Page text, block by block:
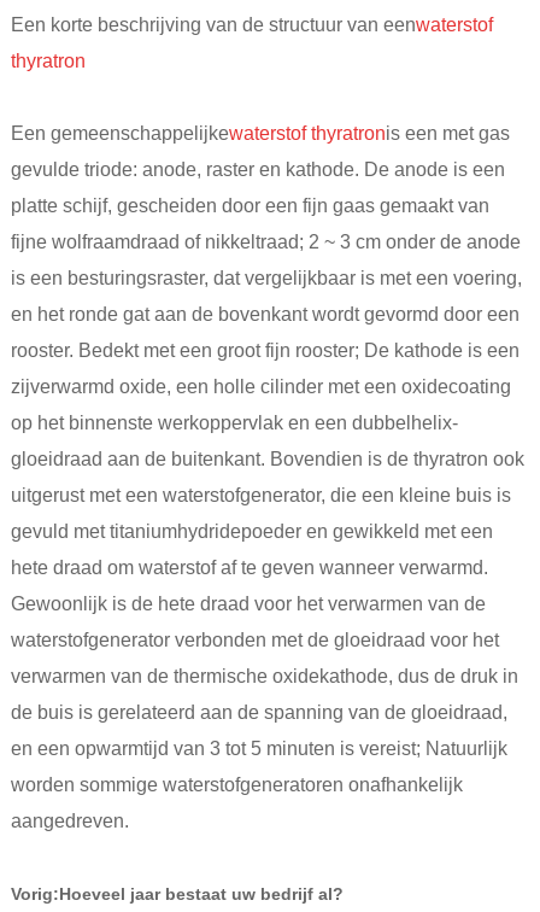
Een korte beschrijving van de structuur van eenwaterstof
thyratron
Een gemeenschappelijkewaterstof thyratronis een met gas
gevulde triode: anode, raster en kathode. De anode is een
platte schijf, gescheiden door een fijn gaas gemaakt van
fijne wolfraamdraad of nikkeltraad; 2 ~ 3 cm onder de anode
is een besturingsraster, dat vergelijkbaar is met een voering,
en het ronde gat aan de bovenkant wordt gevormd door een
rooster. Bedekt met een groot fijn rooster; De kathode is een
zijverwarmd oxide, een holle cilinder met een oxidecoating
op het binnenste werkoppervlak en een dubbelhelix-
gloeidraad aan de buitenkant. Bovendien is de thyratron ook
uitgerust met een waterstofgenerator, die een kleine buis is
gevuld met titaniumhydridepoeder en gewikkeld met een
hete draad om waterstof af te geven wanneer verwarmd.
Gewoonlijk is de hete draad voor het verwarmen van de
waterstofgenerator verbonden met de gloeidraad voor het
verwarmen van de thermische oxidekathode, dus de druk in
de buis is gerelateerd aan de spanning van de gloeidraad,
en een opwarmtijd van 3 tot 5 minuten is vereist; Natuurlijk
worden sommige waterstofgeneratoren onafhankelijk
aangedreven.
Vorig:Hoeveel jaar bestaat uw bedrijf al?